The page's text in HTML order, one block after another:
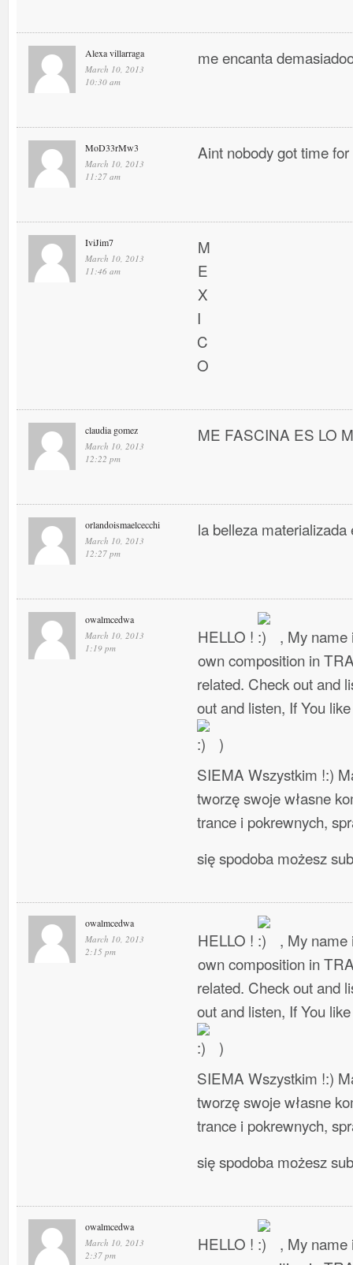
Alexa villarraga
March 10, 2013
10:30 am
me encanta
MoD33rMw3
March 10, 2013
11:27 am
Aint nobody got time for
IviJim7
March 10, 2013
11:46 am
M
E
X
I
C
O
claudia gomez
March 10, 2013
12:22 pm
ME FASCINA ES LO
orlandoismaelcecchi
March 10, 2013
12:27 pm
la belleza materializada
owalmcedwa
March 10, 2013
1:19 pm
HELLO !
, My name
own composition in
related. Check out and
out and listen, If You
)
SIEMA Wszystkim !:)
tworzę swoje własne
trance i pokrewnych,
się spodoba możesz
owalmcedwa
March 10, 2013
2:15 pm
HELLO !
, My name
own composition in
related. Check out and
out and listen, If You
)
SIEMA Wszystkim !:)
tworzę swoje własne
trance i pokrewnych,
się spodoba możesz
owalmcedwa
March 10, 2013
2:37 pm
HELLO !
, My name